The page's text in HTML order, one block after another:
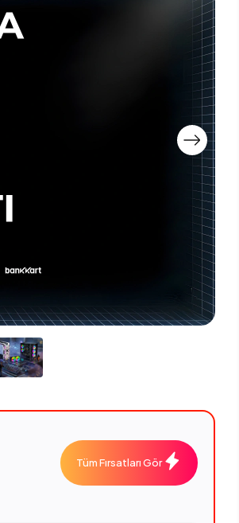
Tüm Fırsatları Gör